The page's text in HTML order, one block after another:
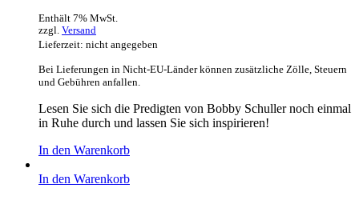
Enthält 7% MwSt.
zzgl. Versand
Lieferzeit: nicht angegeben
Bei Lieferungen in Nicht-EU-Länder können zusätzliche Zölle, Steuern
und Gebühren anfallen.
Lesen Sie sich die Predigten von Bobby Schuller noch einmal
in Ruhe durch und lassen Sie sich inspirieren!
In den Warenkorb
In den Warenkorb